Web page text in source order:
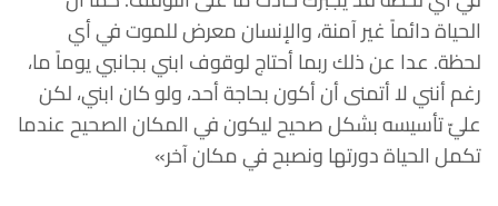
الحياة دائماً غير آمنة، والإنسان معرض للموت في أي
لحظة. عدا عن ذلك ربما أحتاج لوقوف ابني بجانبي يوماً ما،
رغم أنني لا أتمنى أن أكون بحاجة أحد، ولو كان ابني، لكن
عليّ تأسيسه بشكل صحيح ليكون في المكان الصحيح عندما
تكمل الحياة دورتها ونصبح في مكان آخر»